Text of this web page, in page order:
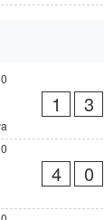
1 3
4 0